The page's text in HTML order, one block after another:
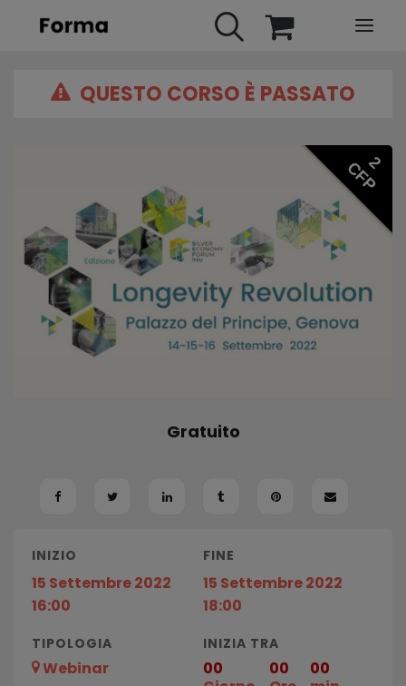
HOME
URBAN TV
FAQ
CONTATTI
ACCOUNT
QUESTO CORSO È PASSATO
2
CFP
Gratuito
INIZIO
15 Settembre 2022
16:00
FINE
15 Settembre 2022
18:00
TIPOLOGIA
Webinar
INIZIA TRA
00
00
00